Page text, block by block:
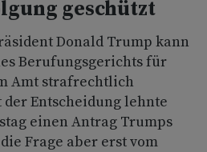
geschützt
Donald Trump kann
Berufungsgerichts für
Amt strafrechtlich
Entscheidung lehnte
einen Antrag Trumps
Frage aber erst vom